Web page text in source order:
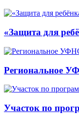
«Защита для
Региональное
Участок по